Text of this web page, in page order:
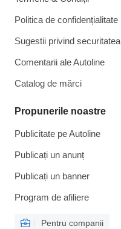
Politica de confidențialitate
Sugestii privind securitatea
Comentarii ale Autoline
Catalog de mărcі
Propunerile noastre
Publicitate pe Autoline
Publicați un anunț
Publicați un banner
Program de afiliere
Pentru companii